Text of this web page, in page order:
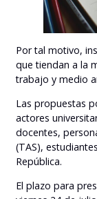
Por tal motivo,
que tiendan a la
trabajo y medio
Las propuestas
actores
docentes,
(TAS),
República.
El plazo para